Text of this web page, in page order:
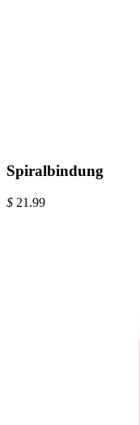
Spiralbindung
$ 21.99